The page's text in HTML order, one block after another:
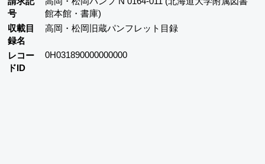
号
館本館・書庫)
収載目
録名
高岡・松岡旧蔵パンフレット目録
レコー
ドID
0H031890000000000